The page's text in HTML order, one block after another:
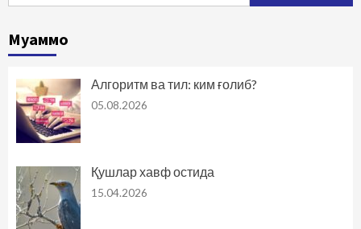
Муаммо
Алгоритм ва тил: ким ғолиб?
05.08.2026
Қушлар хавф остида
15.04.2026